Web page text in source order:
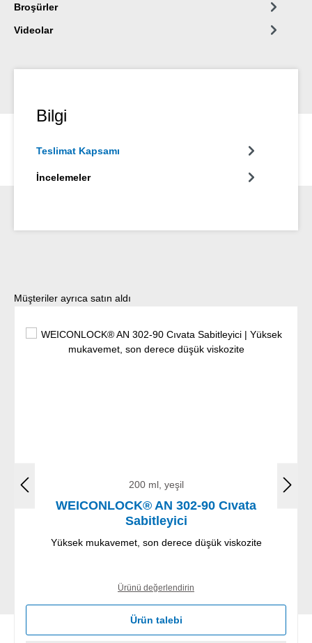
Broşürler
Videolar
Bilgi
Teslimat Kapsamı
İncelemeler
Ürün galerisini atla
Müşteriler ayrıca satın aldı
200 ml, yeşil
WEICONLOCK® AN 302-90 Cıvata
Sabitleyici
Yüksek mukavemet, son derece düşük viskozite
Ürünü değerlendirin
Ürün talebi